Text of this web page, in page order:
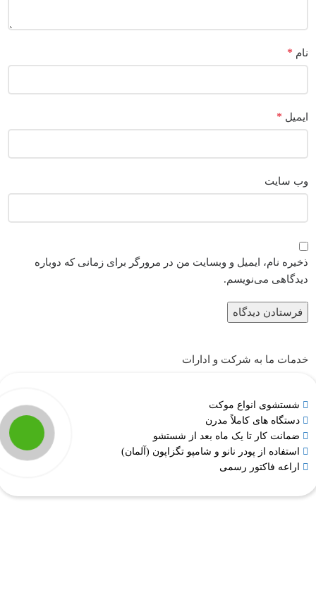
نام *
ایمیل *
وب‌ سایت
ذخیره نام، ایمیل و وبسایت من در مرورگر برای زمانی که دوباره
دیدگاهی می‌نویسم.
خدمات ما به شرکت و ادارات
شستشوی انواع موکت
دستگاه های کاملاً مدرن
ضمانت کار تا یک ماه بعد از شستشو
استفاده از پودر نانو و شامپو تگزاپون (آلمان)
اراعه فاکتور رسمی